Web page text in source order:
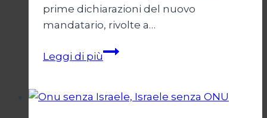
prime dichiarazioni del nuovo
mandatario, rivolte a…
Leggi di piùTrump
bivio